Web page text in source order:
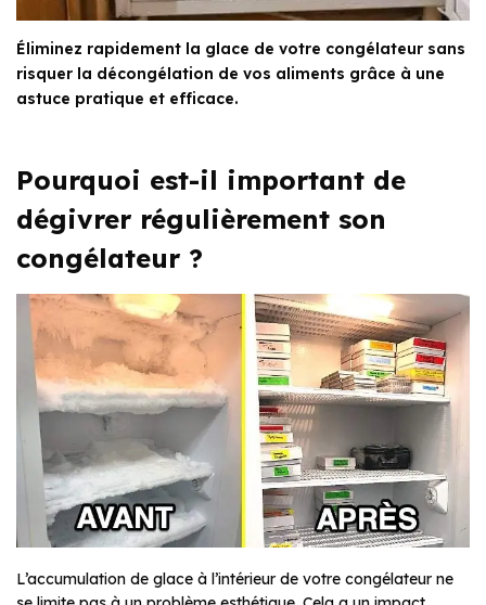
Éliminez rapidement la glace de votre congélateur sans
risquer la décongélation de vos aliments grâce à une
astuce pratique et efficace.
Pourquoi est-il important de
dégivrer régulièrement son
congélateur ?
L’accumulation de glace à l’intérieur de votre congélateur ne